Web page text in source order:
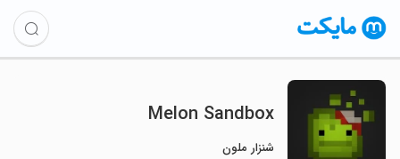
Melon Sandbox
شنزار ملون